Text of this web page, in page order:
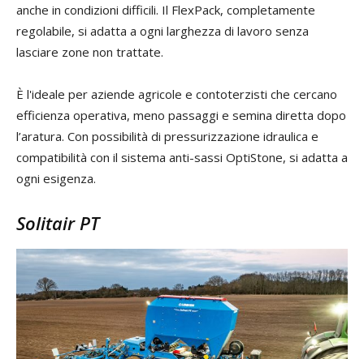
anche in condizioni difficili. Il FlexPack, completamente
regolabile, si adatta a ogni larghezza di lavoro senza
lasciare zone non trattate.
È l'ideale per aziende agricole e contoterzisti che cercano
efficienza operativa, meno passaggi e semina diretta dopo
l’aratura. Con possibilità di pressurizzazione idraulica e
compatibilità con il sistema anti-sassi OptiStone, si adatta a
ogni esigenza.
Solitair PT